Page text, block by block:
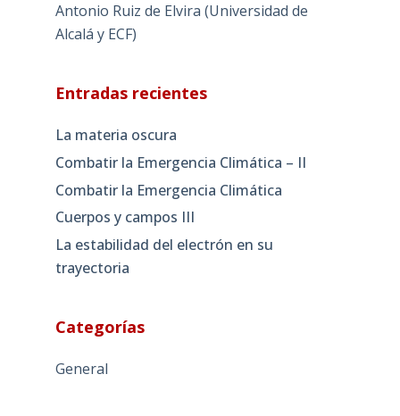
Antonio Ruiz de Elvira (Universidad de
Alcalá y ECF)
Entradas recientes
La materia oscura
Combatir la Emergencia Climática – II
Combatir la Emergencia Climática
Cuerpos y campos III
La estabilidad del electrón en su
trayectoria
Categorías
General